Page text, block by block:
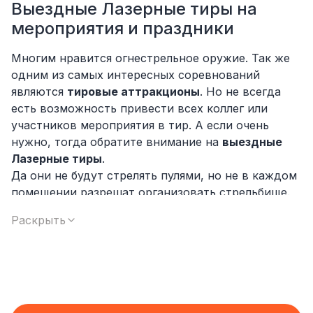
Выездные Лазерные тиры на
мероприятия и праздники
Многим нравится огнестрельное оружие. Так же
одним из самых интересных соревнований
являются тировые аттракционы. Но не всегда
есть возможность привести всех коллег или
участников мероприятия в тир. А если очень
нужно, тогда обратите внимание на выездные
Лазерные тиры.
Да они не будут стрелять пулями, но не в каждом
помещении разрешат организовать стрельбище.
положительные стороны. Разнообразие например.
аутентичных
пулеметов.
Раскрыть